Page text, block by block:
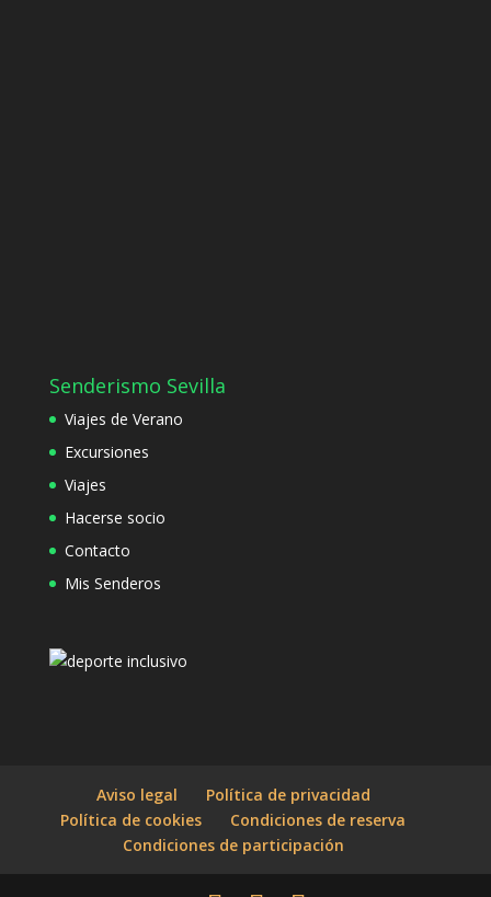
Senderismo Sevilla
Viajes de Verano
Excursiones
Viajes
Hacerse socio
Contacto
Mis Senderos
Aviso legal
Política de privacidad
Política de cookies
Condiciones de reserva
Condiciones de participación